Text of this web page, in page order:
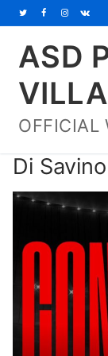
al
contenuto
ASD
OFFICIAL
Di